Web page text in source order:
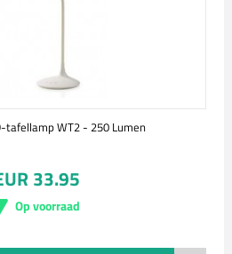
tafellamp WT2 - 250 Lumen
33.95
Op voorraad